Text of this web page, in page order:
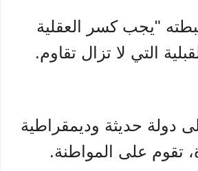
"يجب كسر العقلية
التي لا تزال تقاوم.
دولة حديثة وديمقراطية
تقوم على المواطنة.